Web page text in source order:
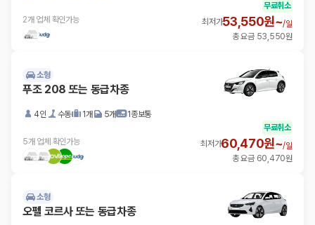
2개 업체 확인가능
무료취소
최저가53,550원~/일
총 요금 53,550원
소형
푸조 208 또는 동급차종
4인 수동 1개 5개 1종보통
5개 업체 확인가능
무료취소
최저가60,470원~/일
총 요금 60,470원
소형
오펠 코르사 또는 동급차종